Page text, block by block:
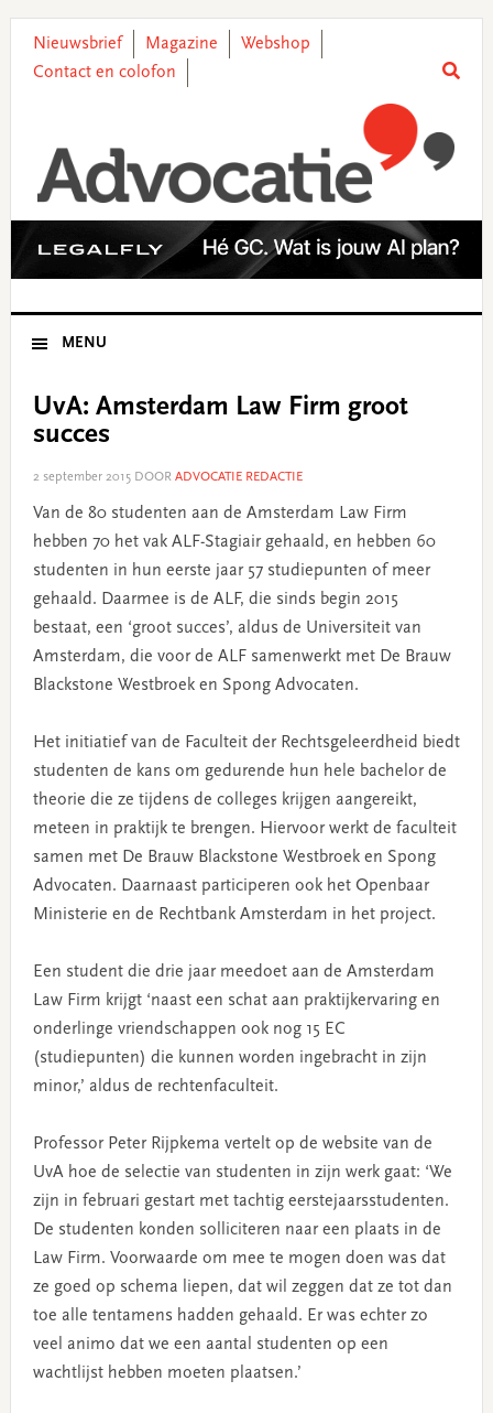
primary
main
primary
footer
Nieuwsbrief Magazine
Webshop
Contact en colofon
MENU
UvA: Amsterdam Law Firm groot
succes
2 september 2015DOOR ADVOCATIE REDACTIE
Van de 80 studenten aan de Amsterdam Law Firm
hebben 70 het vak ALF-Stagiair gehaald, en hebben 60
studenten in hun eerste jaar 57 studiepunten of meer
gehaald. Daarmee is de ALF, die sinds begin 2015
bestaat, een ‘groot succes’, aldus de Universiteit van
Amsterdam, die voor de ALF samenwerkt met De Brauw
Blackstone Westbroek en Spong Advocaten.
Het initiatief van de Faculteit der Rechtsgeleerdheid biedt
studenten de kans om gedurende hun hele bachelor de
theorie die ze tijdens de colleges krijgen aangereikt,
meteen in praktijk te brengen. Hiervoor werkt de faculteit
samen met De Brauw Blackstone Westbroek en Spong
Advocaten. Daarnaast participeren ook het Openbaar
Ministerie en de Rechtbank Amsterdam in het project.
Een student die drie jaar meedoet aan de Amsterdam
Law Firm krijgt ‘naast een schat aan praktijkervaring en
onderlinge vriendschappen ook nog 15 EC
(studiepunten) die kunnen worden ingebracht in zijn
minor,’ aldus de rechtenfaculteit.
Professor Peter Rijpkema vertelt op de website van de
UvA hoe de selectie van studenten in zijn werk gaat: ‘We
zijn in februari gestart met tachtig eerstejaarsstudenten.
De studenten konden solliciteren naar een plaats in de
Law Firm. Voorwaarde om mee te mogen doen was dat
ze goed op schema liepen, dat wil zeggen dat ze tot dan
toe alle tentamens hadden gehaald. Er was echter zo
veel animo dat we een aantal studenten op een
wachtlijst hebben moeten plaatsen.’